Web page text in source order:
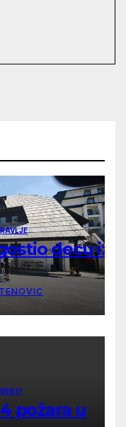
decu iz
VESTI
požara u